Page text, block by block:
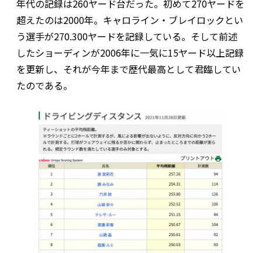
年代の記録は260ヤード台だった。初めて270ヤードを
超えたのは2000年。キャロライン・ブレイロックとい
う選手が270.300ヤードを記録している。そして前述
したショーディンが2006年に一気に15ヤード以上記録
を更新し、それが今年まで歴代最高として君臨してい
たのである。